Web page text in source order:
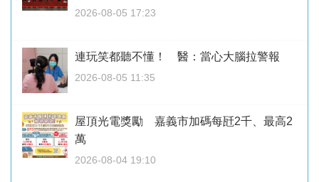
2026-08-05 17:23
連玩笑都聽不懂！ 醫：當心大腦拉警報
2026-08-05 11:35
屋頂光電獎勵 嘉義市加碼每瓩2千、最高2
萬
2026-08-04 19:10